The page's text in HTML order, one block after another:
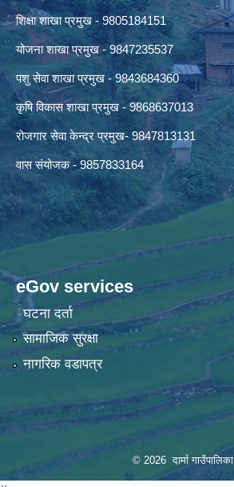
शिक्षा शाखा प्रमुख - 9805184151
योजना शाखा प्रमुख - 9847235537
पशु सेवा शाखा प्रमुख - 9843684360
कृषि विकास शाखा प्रमुख - 9868637013
रोजगार सेवा केन्द्र प्रमुख- 9847813131
वास संयोजक - 9857833164
eGov services
घटना दर्ता
सामाजिक सुरक्षा
नागरिक वडापत्र
© 2026 दार्मा गाउँपालिका